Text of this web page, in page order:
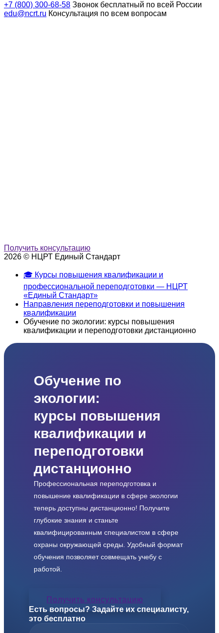
+7 (800) 300-68-58 Звонок бесплатный по всей России
edu@ncrt.ru Консультация по всем вопросам
Получить консультацию
2026 © НЦРТ Единый Стандарт
🎓 Курсы повышения квалификации и
профессиональной переподготовки — НЦРТ
«Единый Стандарт»
Направления переподготовки и повышения
квалификации
Обучение по экологии: курсы повышения
квалификации и переподготовки дистанционно
Обучение по
экологии:
курсы повышения
квалификации и
переподготовки
дистанционно
Профессиональная переподготовка и
повышение квалификации в сфере экологии
теперь доступны дистанционно! Получите
глубокие знания и станьте
квалифицированным специалистом в сфере
охраны окружающей среды. Удобный формат
обучения позволяет совмещать учебу с
работой.
Получить консультацию
Есть вопросы? Задайте их специалисту,
это бесплатно